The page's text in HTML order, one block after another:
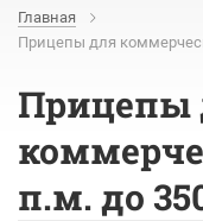
Главная
Прицепы для
Прицепы
п.м. до